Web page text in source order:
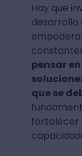
Hay que
desarrollo
pensar
que se
fortalecer